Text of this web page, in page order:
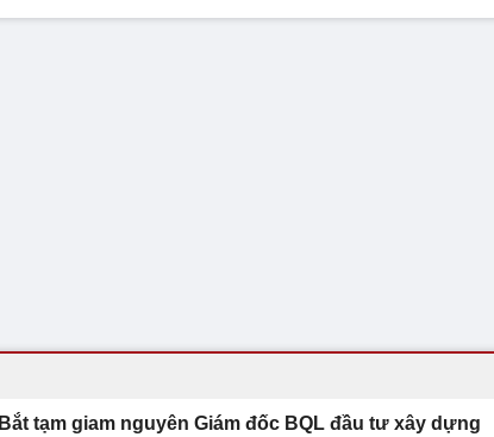
Bắt tạm giam nguyên Giám đốc BQL đầu tư xây dựng